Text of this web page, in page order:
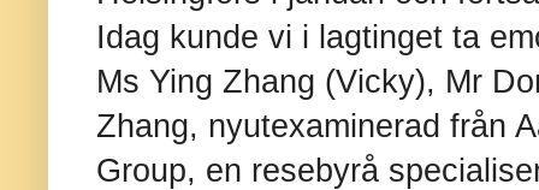
Idag kunde vi i lagtinget ta
Ms Ying Zhang (Vicky), Mr
Zhang, nyutexaminerad från
Group, en resebyrå